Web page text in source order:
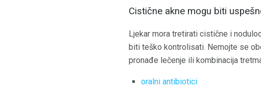
Cistične akne mogu biti
Ljekar mora tretirati cistične i
biti teško kontrolisati. Nemojte se
pronađe lečenje ili kombinacija
oralni antibiotici